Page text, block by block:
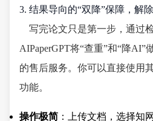
3. 结果导向的“双降”保障，解
写完论文只是第一步，通过
AIPaperGPT将“查重”和“降AI”
的售后服务。你可以直接使用
功能。
操作极简 ：上传文档，选择知